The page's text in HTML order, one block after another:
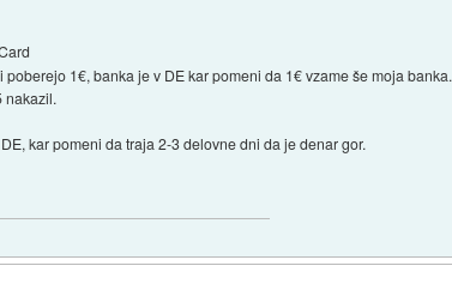
1€, banka je v DE kar pomeni da 1€ vzame še moja banka.
nakazil.
kar pomeni da traja 2-3 delovne dni da je denar gor.